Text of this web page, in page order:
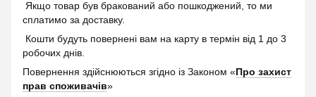
Якщо товар був бракований або пошкоджений, то ми
сплатимо за доставку.
Кошти будуть повернені вам на карту в термін від 1 до 3
робочих днів.
Повернення здійснюються згідно із Законом «Про захист
прав споживачів»